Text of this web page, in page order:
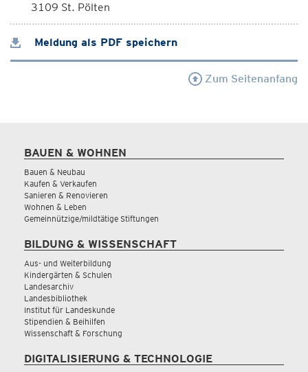
3109 St. Pölten
Meldung als PDF speichern
Zum Seitenanfang
BAUEN & WOHNEN
Bauen & Neubau
Kaufen & Verkaufen
Sanieren & Renovieren
Wohnen & Leben
Gemeinnützige/mildtätige Stiftungen
BILDUNG & WISSENSCHAFT
Aus- und Weiterbildung
Kindergärten & Schulen
Landesarchiv
Landesbibliothek
Institut für Landeskunde
Stipendien & Beihilfen
Wissenschaft & Forschung
DIGITALISIERUNG & TECHNOLOGIE